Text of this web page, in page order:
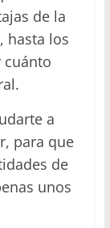
de la
hasta los
cuánto
a
para que
de
unos